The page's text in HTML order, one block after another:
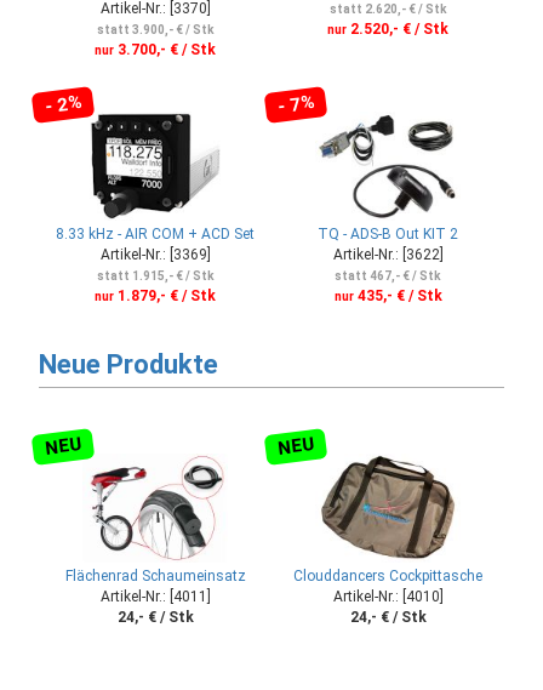
Artikel-Nr.: [3370]
statt 3.900,- € / Stk
nur 3.700,- € / Stk
statt 2.620,- € / Stk
nur 2.520,- € / Stk
- 2%
8.33 kHz - AIR COM + ACD Set
Artikel-Nr.: [3369]
statt 1.915,- € / Stk
nur 1.879,- € / Stk
- 7%
TQ - ADS-B Out KIT 2
Artikel-Nr.: [3622]
statt 467,- € / Stk
nur435,- € / Stk
Neue Produkte
NEU
Flächenrad Schaumeinsatz
Artikel-Nr.: [4011]
24,- € / Stk
NEU
Clouddancers Cockpittasche
Artikel-Nr.: [4010]
24,- € / Stk